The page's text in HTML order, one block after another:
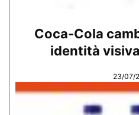
Coca-Cola
identità
23/07/